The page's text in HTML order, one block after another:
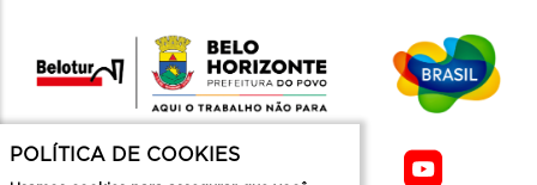
POLÍTICA DE COOKIES